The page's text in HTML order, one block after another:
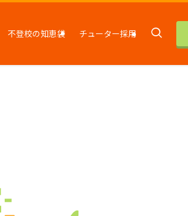
不登校の知恵袋 チューター採用